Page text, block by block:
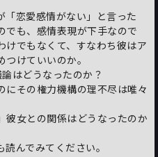
「恋愛感情がない」と言った
でも、感情表現が下手なので
けでもなくて、すなわち彼はア
けていいのか。
はどうなったのか？
にその権力機構の理不尽は唯々
彼女との関係はどうなったのか
んでみてください。